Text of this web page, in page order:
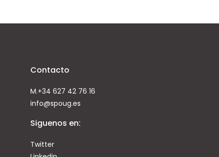
Contacto
M.+34 627 42 76 16
info@spoug.es
Siguenos en:
Twitter